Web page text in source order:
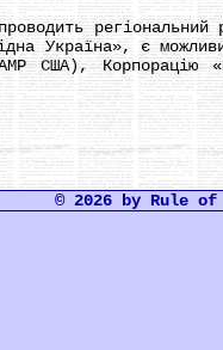
регіональний
Україна», є
США), Корпорацію
© 2026 by Rule of